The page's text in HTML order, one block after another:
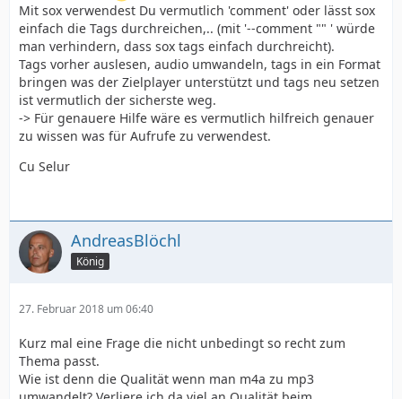
Mit sox verwendest Du vermutlich 'comment' oder lässt sox
einfach die Tags durchreichen,.. (mit '--comment "" ' würde
man verhindern, dass sox tags einfach durchreicht).
Tags vorher auslesen, audio umwandeln, tags in ein Format
bringen was der Zielplayer unterstützt und tags neu setzen
ist vermutlich der sicherste weg.
-> Für genauere Hilfe wäre es vermutlich hilfreich genauer
zu wissen was für Aufrufe zu verwendest.
Cu Selur
AndreasBlöchl
König
27. Februar 2018 um 06:40
Kurz mal eine Frage die nicht unbedingt so recht zum
Thema passt.
Wie ist denn die Qualität wenn man m4a zu mp3